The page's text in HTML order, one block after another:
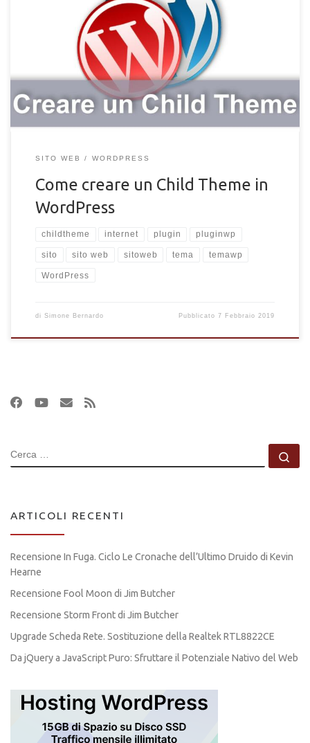
sicurezza e sa di dover tenere sempre aggiornato il software
alle versioni più recenti, portando vantaggio anche alla propria
SEO. Vale anche per plugin e temi! Tutto questo porterà a una
limitazione delle personalizzazioni del sito web su cui si sta
lavorando, perché ogni aggiornamento fatto annullerà (quasi)
tutte […]
SITO WEB WORDPRESS
Come creare un Child Theme in
WordPress
childtheme internet plugin pluginwp
sito sito web sitoweb tema temawp
WordPress
di Simone Bernardo Pubblicato7 Febbraio 2019
CERCA
ARTICOLI RECENTI
Recensione In Fuga. Ciclo Le Cronache dell’Ultimo Druido di Kevin
Hearne
Recensione Fool Moon di Jim Butcher
Recensione Storm Front di Jim Butcher
Upgrade Scheda Rete. Sostituzione della Realtek RTL8822CE
Da jQuery a JavaScript Puro: Sfruttare il Potenziale Nativo del Web